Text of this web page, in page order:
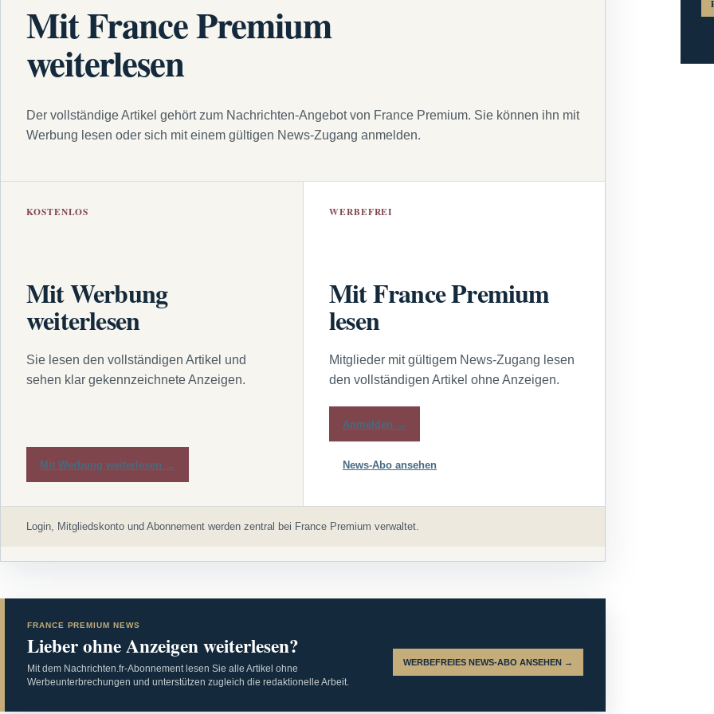
Mit France Premium
weiterlesen
Der vollständige Artikel gehört zum Nachrichten-Angebot von France Premium. Sie können ihn mit
Werbung lesen oder sich mit einem gültigen News-Zugang anmelden.
KOSTENLOS
Mit Werbung
weiterlesen
Sie lesen den vollständigen Artikel und
sehen klar gekennzeichnete Anzeigen.
Mit Werbung weiterlesen →
WERBEFREI
Mit France Premium
lesen
Mitglieder mit gültigem News-Zugang lesen
den vollständigen Artikel ohne Anzeigen.
Anmelden →
News-Abo ansehen
Login, Mitgliedskonto und Abonnement werden zentral bei France Premium verwaltet.
FRANCE PREMIUM NEWS
Lieber ohne Anzeigen weiterlesen?
Mit dem Nachrichten.fr-Abonnement lesen Sie alle Artikel ohne
Werbeunterbrechungen und unterstützen zugleich die redaktionelle Arbeit.
WERBEFREIES NEWS-ABO ANSEHEN →